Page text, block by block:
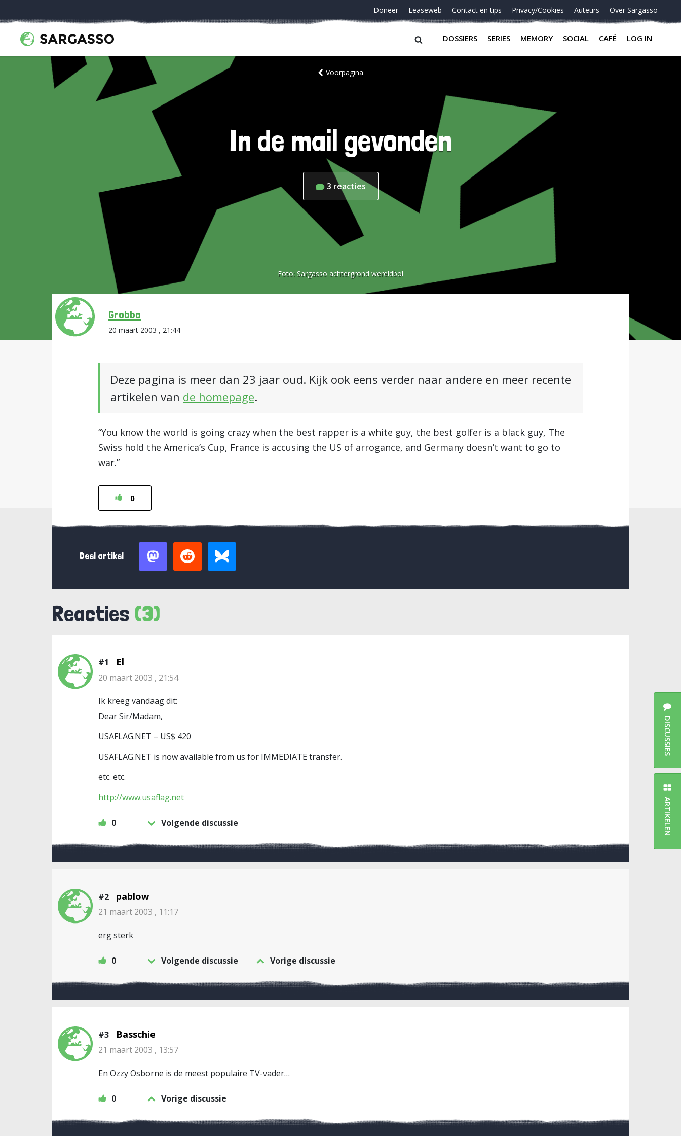
Doneer Leaseweb Contact en tips Privacy/Cookies Auteurs Over Sargasso
DOSSIERS SERIES MEMORY SOCIAL CAFÉ LOG IN
Voorpagina
In de mail gevonden
3 reacties
Foto: Sargasso achtergrond wereldbol
Grobbo
20 maart 2003 , 21:44
Deze pagina is meer dan 23 jaar oud. Kijk ook eens verder naar andere en meer recente
artikelen van de homepage.
“You know the world is going crazy when the best rapper is a white guy, the best golfer is a black guy, The
Swiss hold the America’s Cup, France is accusing the US of arrogance, and Germany doesn’t want to go to
war.”
0
Deel artikel
Reacties (3)
#1 El
20 maart 2003 , 21:54
Ik kreeg vandaag dit:
Dear Sir/Madam,
USAFLAG.NET – US$ 420
USAFLAG.NET is now available from us for IMMEDIATE transfer.
etc. etc.
http://www.usaflag.net
0 Volgende discussie
#2 pablow
21 maart 2003 , 11:17
erg sterk
0 Volgende discussie Vorige discussie
#3 Basschie
21 maart 2003 , 13:57
En Ozzy Osborne is de meest populaire TV-vader…
0 Vorige discussie
DISCUSSIES
ARTIKELEN